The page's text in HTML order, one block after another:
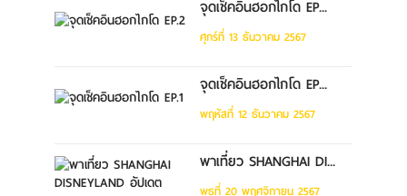
จุดเช็คอินฮอกไกโด EP...
ศุกร์ที่ 13 ธันวาคม 2567
จุดเช็คอินฮอกไกโด EP...
พฤหัสที่ 12 ธันวาคม 2567
พาเที่ยว SHANGHAI DI...
พุธที่ 20 พฤศจิกายน 2567